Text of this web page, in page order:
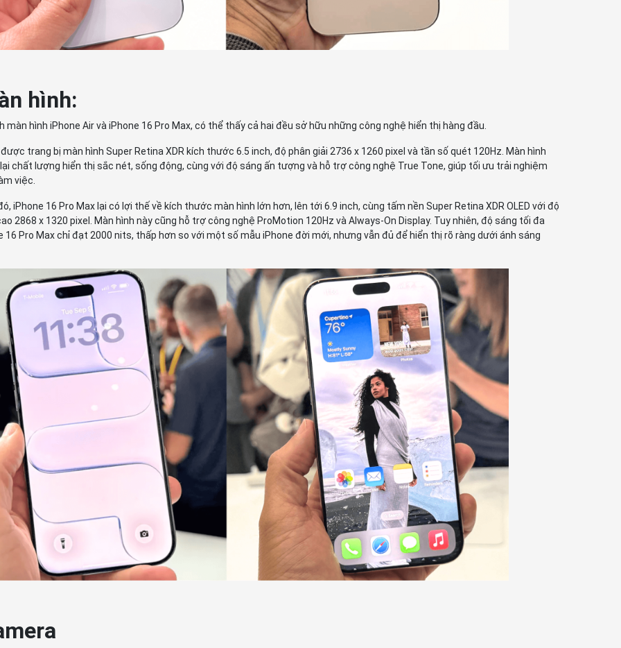
hình:
màn hình iPhone Air và iPhone 16 Pro Max, có thể thấy cả hai đều sở hữu những công nghệ hiển thị hàng đầu.
trang bị màn hình Super Retina XDR kích thước 6.5 inch, độ phân giải 2736 x 1260 pixel và tần số quét 120Hz. Màn hình
chất lượng hiển thị sắc nét, sống động, cùng với độ sáng ấn tượng và hỗ trợ công nghệ True Tone, giúp tối ưu trải nghiệm
việc.
iPhone 16 Pro Max lại có lợi thế về kích thước màn hình lớn hơn, lên tới 6.9 inch, cùng tấm nền Super Retina XDR OLED với độ
2868 x 1320 pixel. Màn hình này cũng hỗ trợ công nghệ ProMotion 120Hz và Always-On Display. Tuy nhiên, độ sáng tối đa
16 Pro Max chỉ đạt 2000 nits, thấp hơn so với một số mẫu iPhone đời mới, nhưng vẫn đủ để hiển thị rõ ràng dưới ánh sáng